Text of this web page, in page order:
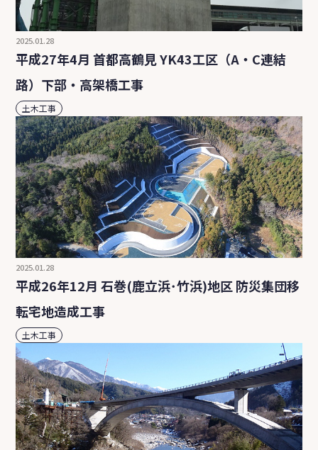
2025.01.28
平成27年4月 首都高鶴見 YK43工区（A・C連結
路）下部・高架橋工事
土木工事
2025.01.28
平成26年12月 石巻(鹿立浜･竹浜)地区 防災集団移
転宅地造成工事
土木工事